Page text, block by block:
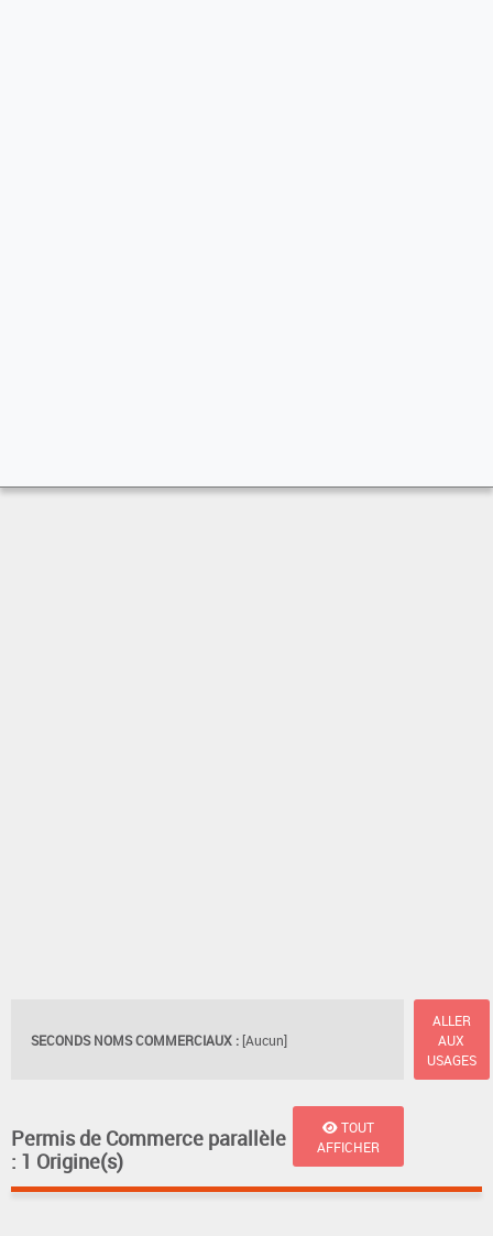
SECONDS NOMS COMMERCIAUX : [Aucun]
ALLER
AUX
USAGES
Permis de Commerce parallèle
: 1 Origine(s)
TOUT
AFFICHER